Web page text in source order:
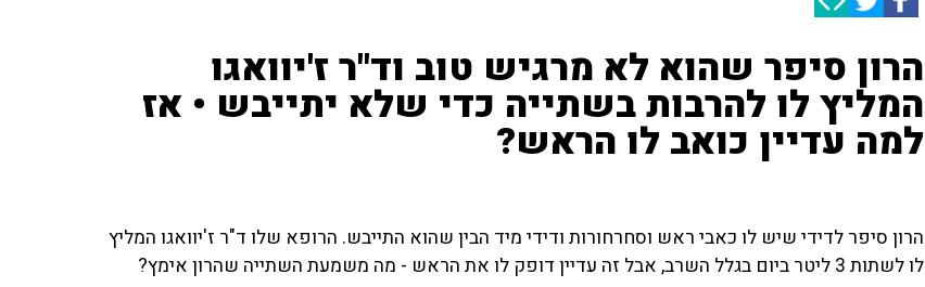
הרון סיפר שהוא לא מרגיש טוב וד"ר ז'יוואגו
המליץ לו להרבות בשתייה כדי שלא יתייבש • אז
למה עדיין כואב לו הראש?
הרון סיפר לדידי שיש לו כאבי ראש וסחרחורות ודידי מיד הבין שהוא התייבש. הרופא שלו ד"ר ז'יוואגו המליץ
לו לשתות 3 ליטר ביום בגלל השרב, אבל זה עדיין דופק לו את הראש - מה משמעת השתייה שהרון אימץ?